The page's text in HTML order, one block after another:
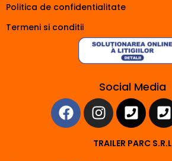
Politica de confidentialitate
Termeni si conditii
Social Media
TRAILER PARC S.R.L